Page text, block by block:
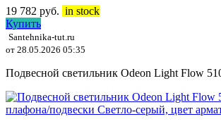
19 782 руб. in stock
Купить
Santehnika-tut.ru
от 28.05.2026 05:35
Подвесной светильник Odeon Light Flow